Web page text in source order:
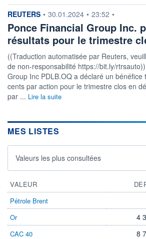
0
VALORISATION
485 MUSD
CAPI.
512
LIMITE À LA
15,0000
LIMITE À
HAUSSE
0,0000
RENDEMENT
ESTIMÉ 2026
-
PER
ÉCHANGE
07.08.26 / 22:00:00
ÉLIGIBILITÉ
Non éligible
Boursobank
+
information fournie par
REUTERS • 30.01.2024 • 23:52 •
Ponce Financial Group Inc.
résultats pour le trimestre
((Traduction automatisée par Reuters,
de non-responsabilité https://bit.ly/
Group Inc PDLB.OQ a déclaré un bénéfice
cents par action pour le trimestre clos en
par ... Lire la suite
MES LISTES
Valeurs les plus consultées
VALEUR
Pétrole Brent
Or 4
CAC 40 8